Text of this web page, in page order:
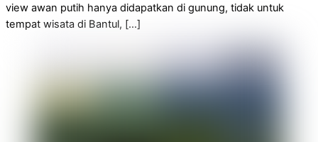
view awan putih hanya didapatkan di gunung, tidak untuk
tempat wisata di Bantul, […]